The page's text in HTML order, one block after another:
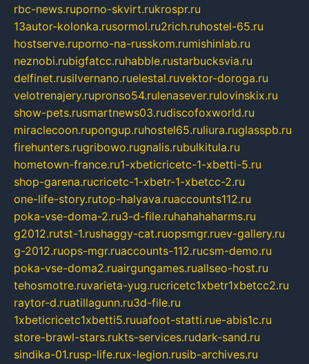
rbc-news.ruporno-skvirt.rukrospr.ru
13autor-kolonka.rusormol.ru2rich.ruhostel-65.ru
hostserve.ruporno-na-russkom.rumishinlab.ru
neznobi.rubigfatcc.ruhabble.rustarbucksvia.ru
delfinet.rusilvernano.ruelestal.ruvektor-doroga.ru
velotrenajery.rupronso54.rulenasever.rulovinskix.ru
show-pets.rusmartnews03.rudiscofoxworld.ru
miraclecoon.rupongup.ruhostel65.ruliura.ruglasspb.ru
firehunters.rugribowo.rugnalis.rubulkitula.ru
hometown-france.ru1-xbeticricetc-1-xbetti-5.ru
shop-garena.rucricetc-1-xbetr-1-xbetcc-2.ru
one-life-story.rutop-halyava.ruaccounts112.ru
poka-vse-doma-2.ru3-d-file.ruhahahaharms.ru
g2012.rutst-1.rushaggy-cat.ruopsmgr.ruev-gallery.ru
g-2012.ruops-mgr.ruaccounts-112.rucsm-demo.ru
poka-vse-doma2.ruairgungames.ruallseo-host.ru
tehosmotre.ruvarieta-yug.rucricetc1xbetr1xbetcc2.ru
raytor-d.ruatillagunn.ru3d-file.ru
1xbeticricetc1xbetti5.ruuafoot-statti.rue-abis1c.ru
store-brawl-stars.rukts-services.rudark-sand.ru
sindika-01.rusp-life.rux-legion.rusib-archives.ru